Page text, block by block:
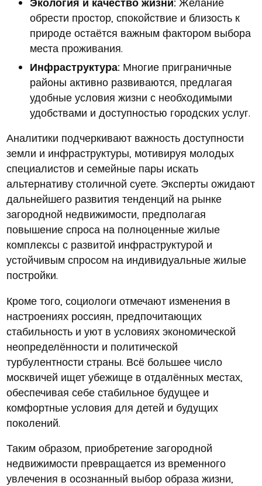
обрести простор, спокойствие и близость к
природе остаётся важным фактором выбора
места проживания.
Инфраструктура: Многие приграничные
районы активно развиваются, предлагая
удобные условия жизни с необходимыми
удобствами и доступностью городских услуг.
Аналитики подчеркивают важность доступности
земли и инфраструктуры, мотивируя молодых
специалистов и семейные пары искать
альтернативу столичной суете. Эксперты ожидают
дальнейшего развития тенденций на рынке
загородной недвижимости, предполагая
повышение спроса на полноценные жилые
комплексы с развитой инфраструктурой и
устойчивым спросом на индивидуальные жилые
постройки.
Кроме того, социологи отмечают изменения в
настроениях россиян, предпочитающих
стабильность и уют в условиях экономической
неопределённости и политической
турбулентности страны. Всё большее число
москвичей ищет убежище в отдалённых местах,
обеспечивая себе стабильное будущее и
комфортные условия для детей и будущих
поколений.
Таким образом, приобретение загородной
недвижимости превращается из временного
увлечения в осознанный выбор образа жизни,